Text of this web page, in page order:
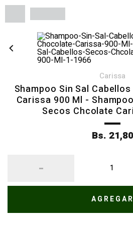
carissa
Shampoo Sin Sal
Carissa 900 Ml -
Secos Chcolate
Bs. 21,80
AGREGAR